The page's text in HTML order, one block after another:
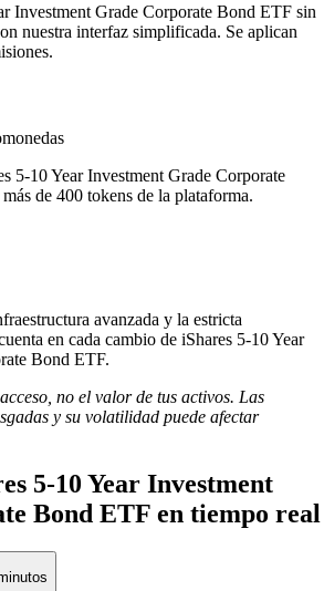
Investment Grade Corporate Bond ETF sin
nuestra interfaz simplificada. Se aplican
5-10 Year Investment Grade Corporate
de 400 tokens de la plataforma.
avanzada y la estricta
en cada cambio de iShares 5-10 Year
Bond ETF.
no el valor de tus activos. Las
y su volatilidad puede afectar
5-10 Year Investment
Bond ETF en tiempo real